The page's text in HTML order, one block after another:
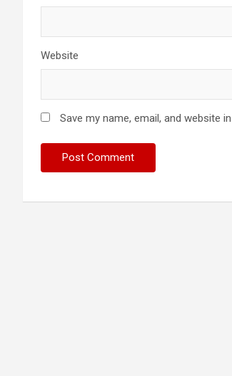
Website
Save my name, email, and website